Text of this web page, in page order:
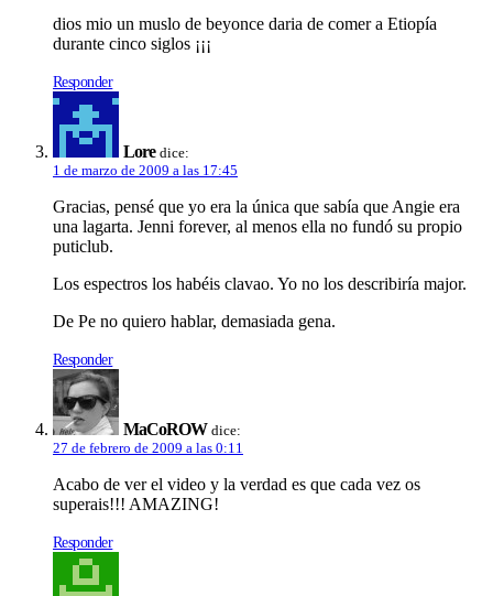
dios mio un muslo de beyonce daria de comer a Etiopí­a
durante cinco siglos ¡¡¡
Responder
Lore dice:
1 de marzo de 2009 a las 17:45
Gracias, pensé que yo era la única que sabí­a que Angie era
una lagarta. Jenni forever, al menos ella no fundó su propio
puticlub.
Los espectros los habéis clavao. Yo no los describirí­a major.
De Pe no quiero hablar, demasiada gena.
Responder
MaCoROW dice:
27 de febrero de 2009 a las 0:11
Acabo de ver el video y la verdad es que cada vez os
superais!!! AMAZING!
Responder